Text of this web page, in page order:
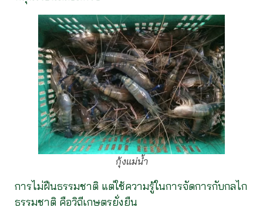
กุ้งแม่น้ำ
การไม่ฝืนธรรมชาติ แต่ใช้ความรู้ในการจัดการกับกลไก
ธรรมชาติ คือวิถีเกษตรยั่งยืน